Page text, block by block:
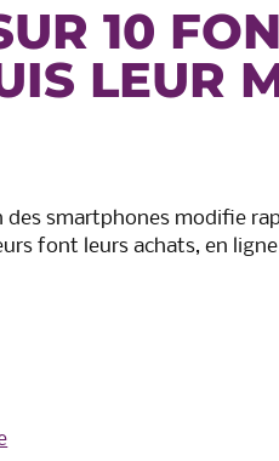
10
LEUR
des smartphones modifie
font leurs achats, en